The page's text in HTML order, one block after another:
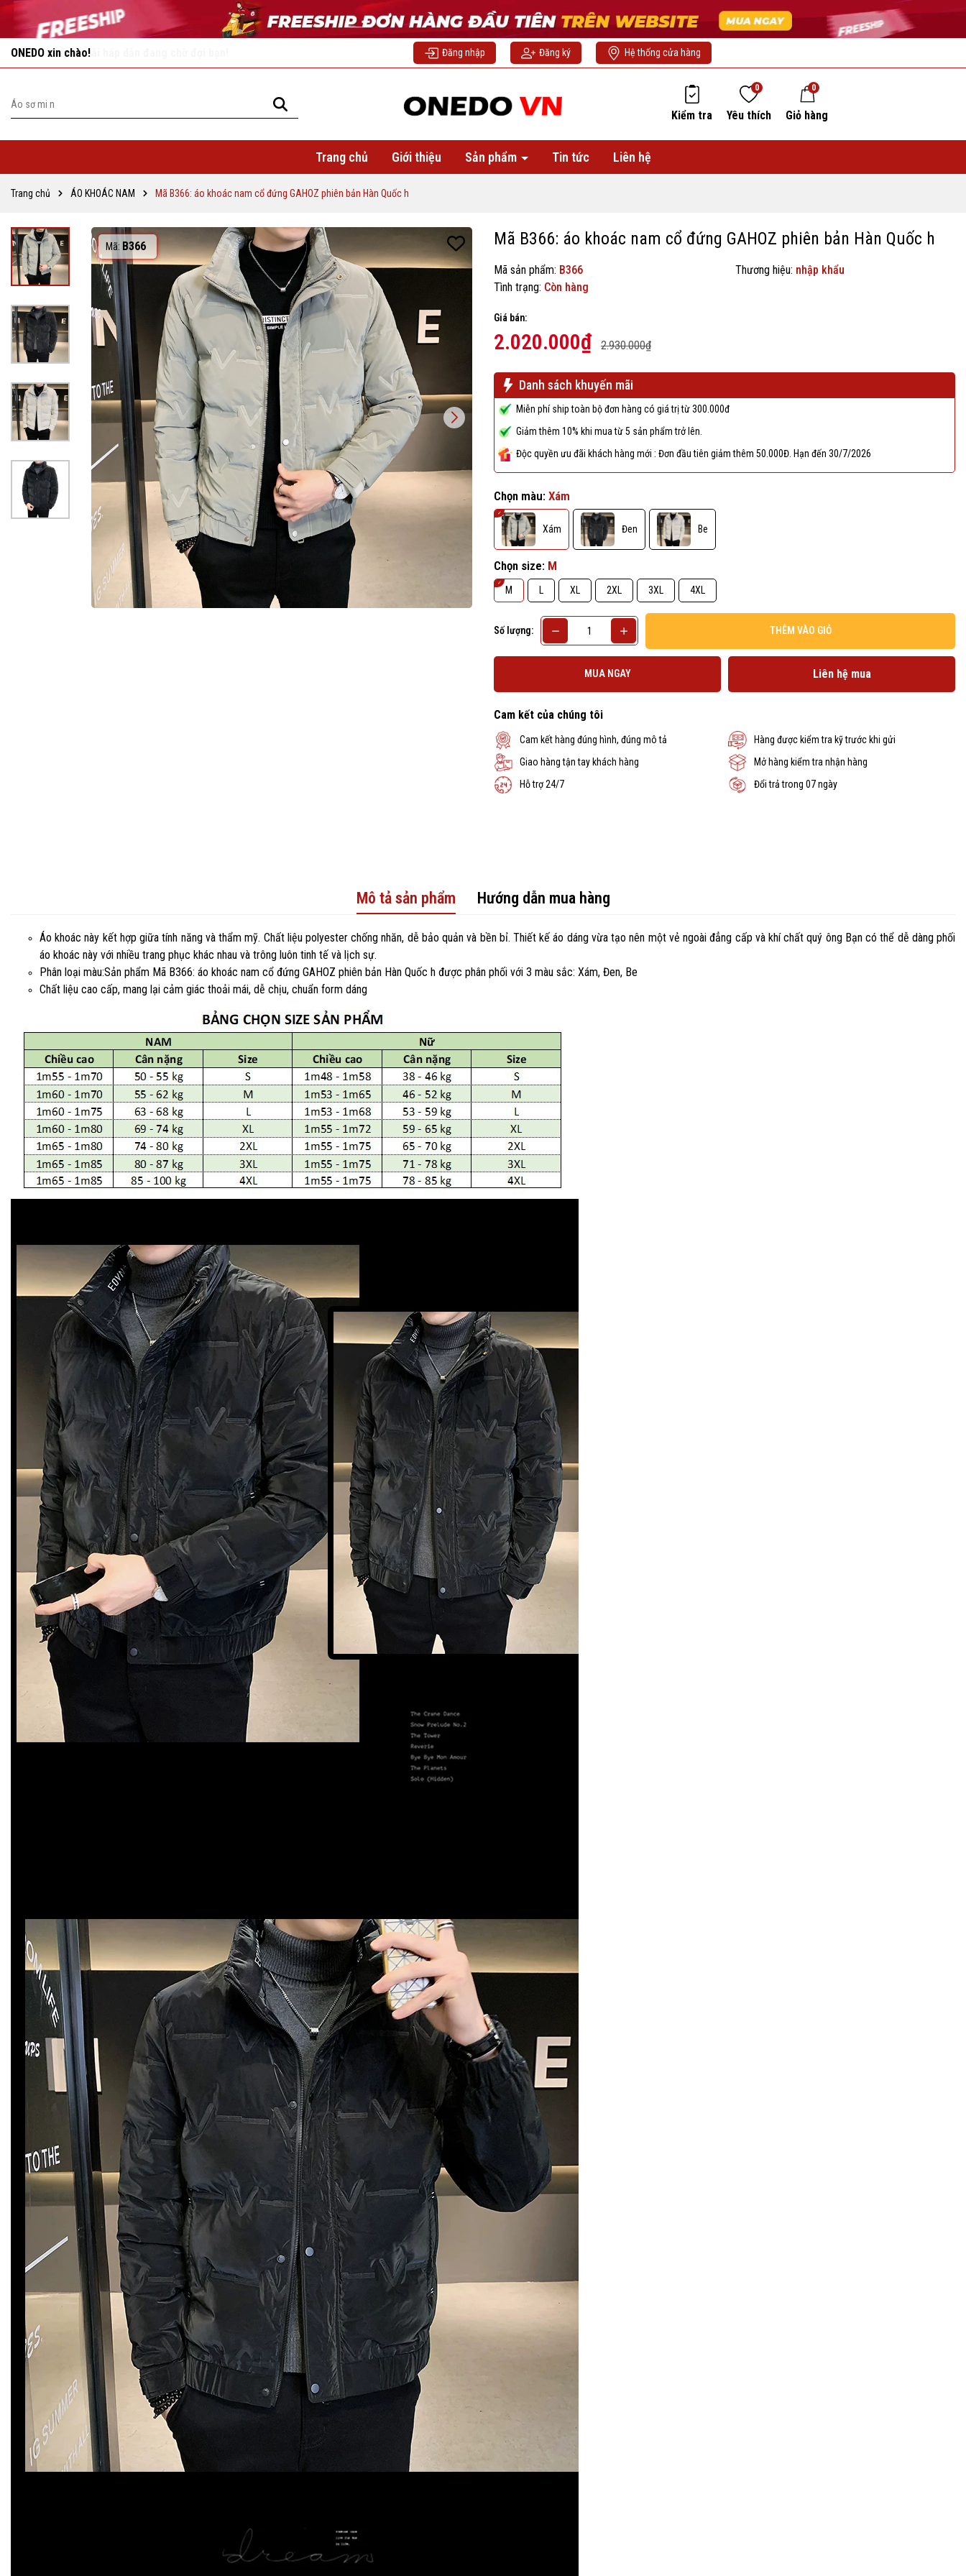
Vô vàn khuyến mãi hấp dẫn đang chờ đợi bạn! Đăng nhập Đăng ký Hệ thống cửa hàng
Kiểm tra Yêu thích
0
Giỏ hàng
0
Trang chủ Giới thiệu Sản phẩm Tin tức Liên hệ
Trang chủ ÁO KHOÁC NAM Mã B366: áo khoác nam cổ đứng GAHOZ phiên bản Hàn Quốc h
Mã: B366 Mã B366: áo khoác nam cổ đứng GAHOZ phiên bản Hàn Quốc h
Mã sản phẩm: B366 Thương hiệu: nhập khẩu
Tình trạng: Còn hàng
Giá bán:
2.020.000₫ 2.930.000₫
Danh sách khuyến mãi
Miễn phí ship toàn bộ đơn hàng có giá trị từ 300.000đ
Giảm thêm 10% khi mua từ 5 sản phẩm trở lên.
Độc quyền ưu đãi khách hàng mới : Đơn đầu tiên giảm thêm 50.000Đ. Hạn đến 30/7/2026
Chọn màu: Xám
Xám Đen Be
Chọn size: M
M L XL 2XL 3XL 4XL
Số lượng: THÊM VÀO GIỎ
MUA NGAY Liên hệ mua
Cam kết của chúng tôi
Cam kết hàng đúng hình, đúng mô tả
Hàng được kiểm tra kỹ trước khi gửi
Giao hàng tận tay khách hàng
Mở hàng kiểm tra nhận hàng
Hỗ trợ 24/7
Đổi trả trong 07 ngày
Mô tả sản phẩm Hướng dẫn mua hàng
Áo khoác này kết hợp giữa tính năng và thẩm mỹ. Chất liệu polyester chống nhăn, dễ bảo quản và bền bỉ. Thiết kế áo dáng vừa tạo nên một vẻ ngoài đẳng cấp và khí chất quý ông Bạn có thể dễ dàng phối
áo khoác này với nhiều trang phục khác nhau và trông luôn tinh tế và lịch sự.
Phân loại màu:Sản phẩm Mã B366: áo khoác nam cổ đứng GAHOZ phiên bản Hàn Quốc h được phân phối với 3 màu sắc: Xám, Đen, Be
Chất liệu cao cấp, mang lại cảm giác thoải mái, dễ chịu, chuẩn form dáng